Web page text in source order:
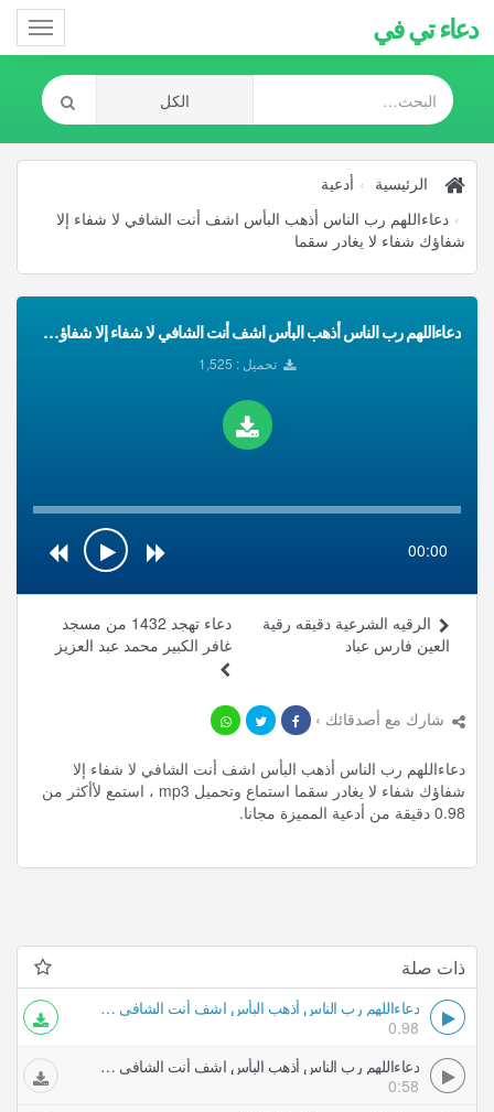
دعاء تي في
الرئيسية
أدعية
دعاءاللهم رب الناس أذهب البأس اشف أنت الشافي لا شفاء إلا
شفاؤك شفاء لا يغادر سقما
دعاءاللهم رب الناس أذهب البأس اشف أنت الشافي لا شفاء إلا شفاؤك شفاء لا يغادر سقما تحميل Mp3
تحميل : 1,525
00:00
دعاء تهجد 1432 من مسجد
غافر الكبير محمد عبد العزيز
الرقيه الشرعية دقيقه رقية
العين فارس عباد
شارك مع أصدقائك ›
دعاءاللهم رب الناس أذهب البأس اشف أنت الشافي لا شفاء إلا
شفاؤك شفاء لا يغادر سقما استماع وتحميل mp3 ، استمع لأأكثر من
0.98 دقيقة من أدعية المميزة مجانا.
ذات صلة
دعاءاللهم رب الناس أذهب البأس اشف أنت الشافي لا شفاء إلا شفاؤك شفاء لا يغادر سقما
0.98
دعاءاللهم رب الناس أذهب البأس اشف أنت الشافي لا شفاء إلا شفاؤك شفاء لا يغادر سقما
0:58